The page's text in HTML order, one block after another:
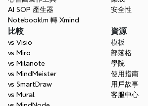
AI SOP 產生器
Notebooklm 轉 Xmind
安全性
比較
vs Visio
vs Miro
vs Milanote
vs MindMeister
vs SmartDraw
vs Mural
資源
模板
部落格
學院
使用指南
用戶故事
客服中心